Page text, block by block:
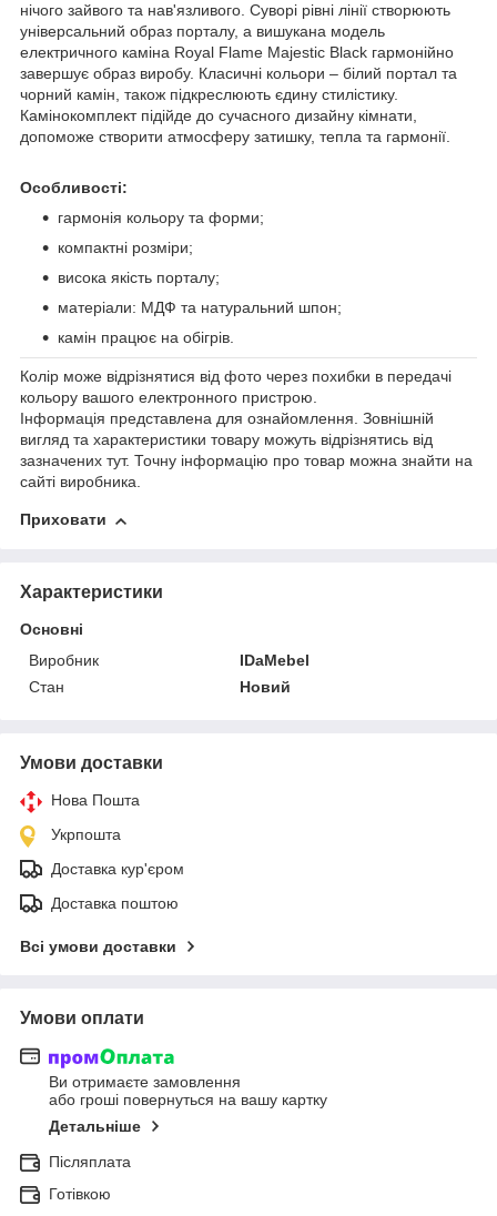
нічого зайвого та нав'язливого. Суворі рівні лінії створюють
універсальний образ порталу, а вишукана модель
електричного каміна Royal Flame Majestic Black гармонійно
завершує образ виробу. Класичні кольори – білий портал та
чорний камін, також підкреслюють єдину стилістику.
Камінокомплект підійде до сучасного дизайну кімнати,
допоможе створити атмосферу затишку, тепла та гармонії.
Особливості:
гармонія кольору та форми;
компактні розміри;
висока якість порталу;
матеріали: МДФ та натуральний шпон;
камін працює на обігрів.
Колір може відрізнятися від фото через похибки в передачі
кольору вашого електронного пристрою.
Інформація представлена для ознайомлення. Зовнішній
вигляд та характеристики товару можуть відрізнятись від
зазначених тут. Точну інформацію про товар можна знайти на
сайті виробника.
Приховати
Характеристики
Основні
Виробник
IDaMebel
Стан
Новий
Умови доставки
Нова Пошта
Укрпошта
Доставка кур'єром
Доставка поштою
Всі умови доставки
Умови оплати
Ви отримаєте замовлення
або гроші повернуться на вашу картку
Детальніше
Післяплата
Готівкою